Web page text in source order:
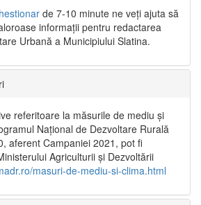
de 7-10 minute ne veți ajuta să
informații pentru redactarea
Urbană a Municipiului Slatina.
referitoare la măsurile de mediu și
Național de Dezvoltare Rurală
aferent Campaniei 2021, pot fi
Agriculturii și Dezvoltării
masuri-de-mediu-si-clima.html